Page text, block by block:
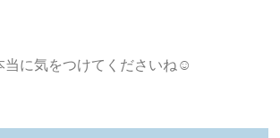
当に気をつけてくださいね☺︎